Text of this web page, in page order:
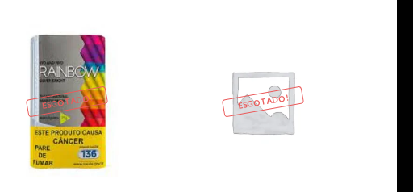
ESGOTADO! ESGOTADO!